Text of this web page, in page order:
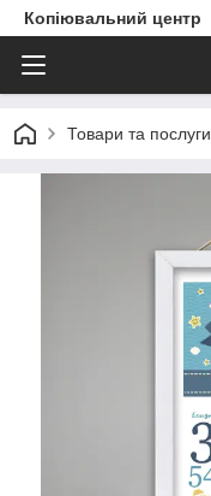
Копіювальний центр
Товари та послуги